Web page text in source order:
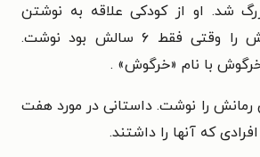
شد. او از کودکی علاقه به نوشتن
داشت. اولین کتابش را وقتی فقط ۶ سالش بود نوشت.
با نام «خرگوش» .
رمانش را نوشت. داستانی در مورد هفت
که آنها را داشتند.